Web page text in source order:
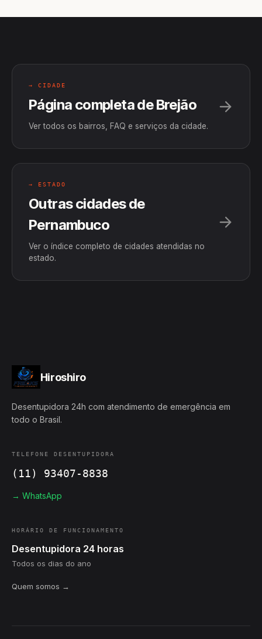
→ CIDADE
Página completa de Brejão
Ver todos os bairros, FAQ e serviços da cidade.
→ ESTADO
Outras cidades de
Pernambuco
Ver o índice completo de cidades atendidas no
estado.
Hiroshiro
Desentupidora 24h com atendimento de emergência em
todo o Brasil.
TELEFONE DESENTUPIDORA
(11) 93407-8838
→ WhatsApp
HORÁRIO DE FUNCIONAMENTO
Desentupidora 24 horas
Todos os dias do ano
Quem somos →